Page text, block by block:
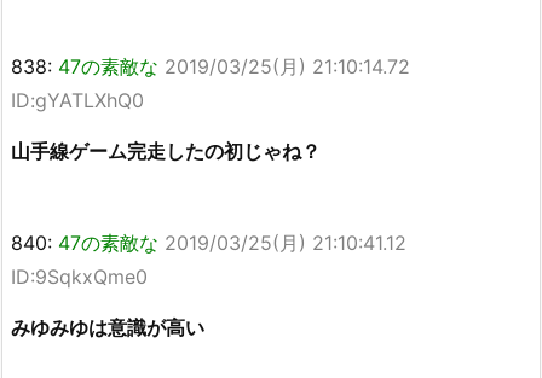
838: 47の素敵な 2019/03/25(月) 21:10:14.72
ID:gYATLXhQ0
山手線ゲーム完走したの初じゃね？
840: 47の素敵な 2019/03/25(月) 21:10:41.12
ID:9SqkxQme0
みゆみゆは意識が高い